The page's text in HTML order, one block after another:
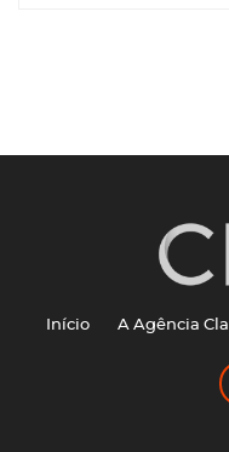
Início A Agência